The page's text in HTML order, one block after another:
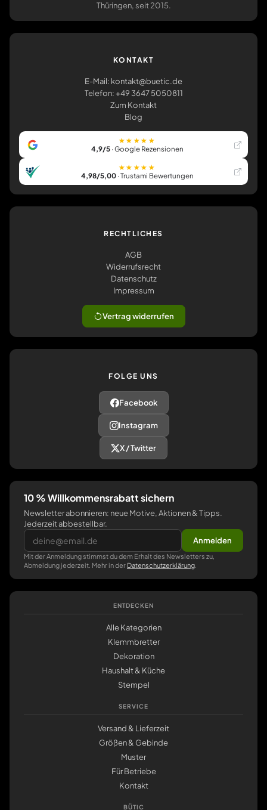
Thüringen, seit 2015.
KONTAKT
E-Mail: kontakt@buetic.de
Telefon: +49 3647 5050811
Zum Kontakt
Blog
★★★★★
4,9/5· Google Rezensionen
★★★★★
4,98/5,00· Trustami Bewertungen
RECHTLICHES
AGB
Widerrufsrecht
Datenschutz
Impressum
Vertrag widerrufen
FOLGE UNS
Facebook
Instagram
X / Twitter
10 % Willkommensrabatt sichern
Newsletter abonnieren: neue Motive, Aktionen & Tipps.
Jederzeit abbestellbar.
Anmelden
Mit der Anmeldung stimmst du dem Erhalt des Newsletters zu,
Abmeldung jederzeit. Mehr in der Datenschutzerklärung
ENTDECKEN
Alle Kategorien
Klemmbretter
Dekoration
Haushalt & Küche
Stempel
SERVICE
Versand & Lieferzeit
Größen & Gebinde
Muster
Für Betriebe
Kontakt
BÜTIC